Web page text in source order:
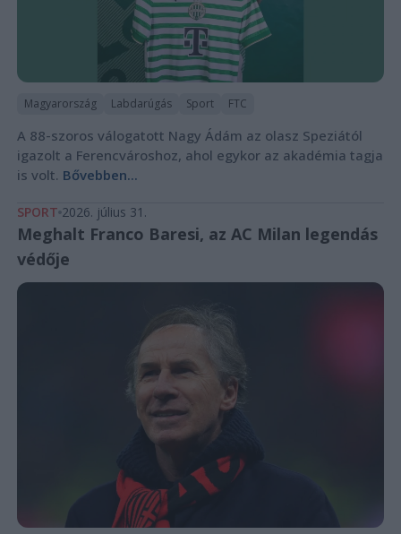
Magyarország Labdarúgás Sport FTC
A 88-szoros válogatott Nagy Ádám az olasz Speziától
igazolt a Ferencvároshoz, ahol egykor az akadémia tagja
is volt. Bővebben...
SPORT 2026. július 31.
Meghalt Franco Baresi, az AC Milan legendás
védője